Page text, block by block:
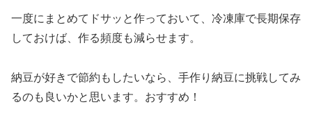
一度にまとめてドサッと作っておいて、冷凍庫で長期保存
しておけば、作る頻度も減らせます。
納豆が好きで節約もしたいなら、手作り納豆に挑戦してみ
るのも良いかと思います。おすすめ！